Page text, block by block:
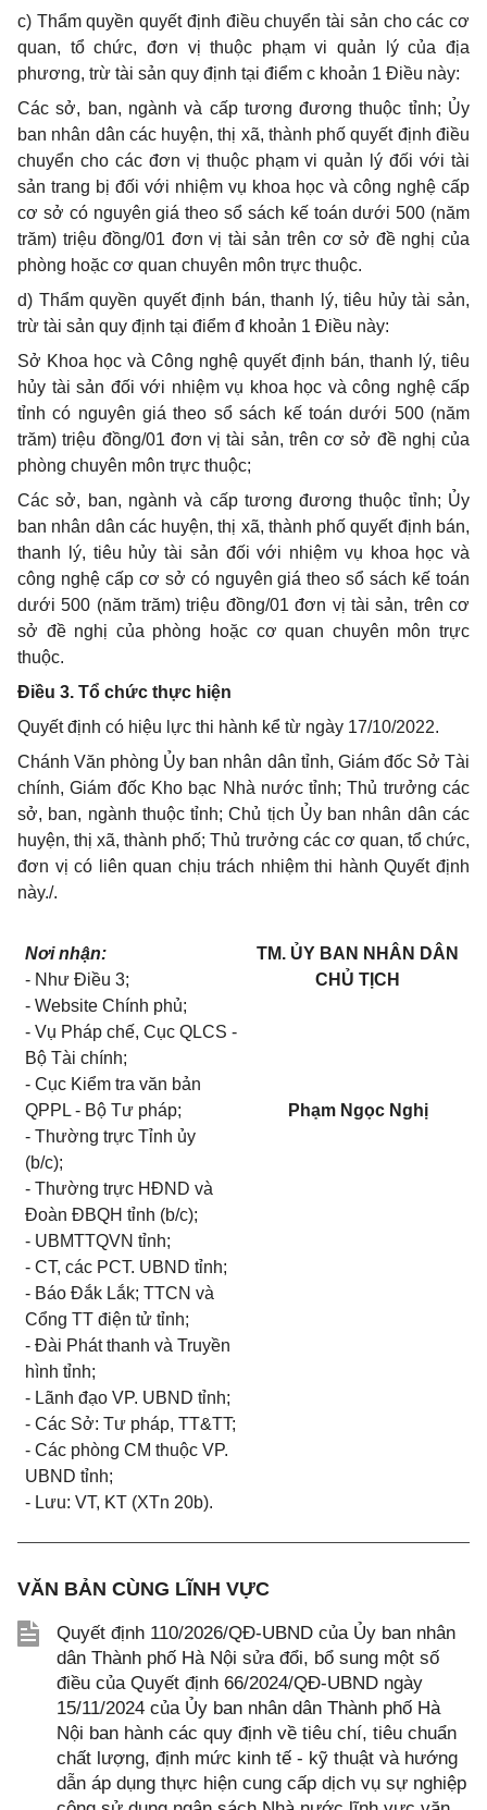
c) Thẩm quyền quyết định điều chuyển tài sản cho các cơ
quan, tổ chức, đơn vị thuộc phạm vi quản lý của địa
phương, trừ tài sản quy định tại điểm c khoản 1 Điều này:
Các sở, ban, ngành và cấp tương đương thuộc tỉnh; Ủy
ban nhân dân các huyện, thị xã, thành phố quyết định điều
chuyển cho các đơn vị thuộc phạm vi quản lý đối với tài
sản trang bị đối với nhiệm vụ khoa học và công nghệ cấp
cơ sở có nguyên giá theo sổ sách kế toán dưới 500 (năm
trăm) triệu đồng/01 đơn vị tài sản trên cơ sở đề nghị của
phòng hoặc cơ quan chuyên môn trực thuộc.
d) Thẩm quyền quyết định bán, thanh lý, tiêu hủy tài sản,
trừ tài sản quy định tại điểm đ khoản 1 Điều này:
Sở Khoa học và Công nghệ quyết định bán, thanh lý, tiêu
hủy tài sản đối với nhiệm vụ khoa học và công nghệ cấp
tỉnh có nguyên giá theo sổ sách kế toán dưới 500 (năm
trăm) triệu đồng/01 đơn vị tài sản, trên cơ sở đề nghị của
phòng chuyên môn trực thuộc;
Các sở, ban, ngành và cấp tương đương thuộc tỉnh; Ủy
ban nhân dân các huyện, thị xã, thành phố quyết định bán,
thanh lý, tiêu hủy tài sản đối với nhiệm vụ khoa học và
công nghệ cấp cơ sở có nguyên giá theo sổ sách kế toán
dưới 500 (năm trăm) triệu đồng/01 đơn vị tài sản, trên cơ
sở đề nghị của phòng hoặc cơ quan chuyên môn trực
thuộc.
Điều 3. Tổ chức thực hiện
Quyết định có hiệu lực thi hành kể từ ngày 17/10/2022.
Chánh Văn phòng Ủy ban nhân dân tỉnh, Giám đốc Sở Tài
chính, Giám đốc Kho bạc Nhà nước tỉnh; Thủ trưởng các
sở, ban, ngành thuộc tỉnh; Chủ tịch Ủy ban nhân dân các
huyện, thị xã, thành phố; Thủ trưởng các cơ quan, tổ chức,
đơn vị có liên quan chịu trách nhiệm thi hành Quyết định
này./.
Nơi nhận:
- Như Điều 3;
- Website Chính phủ;
- Vụ Pháp chế, Cục QLCS -
Bộ Tài chính;
- Cục Kiểm tra văn bản
QPPL - Bộ Tư pháp;
- Thường trực Tỉnh ủy
(b/c);
- Thường trực HĐND và
Đoàn ĐBQH tỉnh (b/c);
- UBMTTQVN tỉnh;
- CT, các PCT. UBND tỉnh;
- Báo Đắk Lắk; TTCN và
Cổng TT điện tử tỉnh;
- Đài Phát thanh và Truyền
hình tỉnh;
- Lãnh đạo VP. UBND tỉnh;
- Các Sở: Tư pháp, TT&TT;
- Các phòng CM thuộc VP.
UBND tỉnh;
- Lưu: VT, KT (XTn 20b).
TM. ỦY BAN NHÂN DÂN
CHỦ TỊCH
Phạm Ngọc Nghị
VĂN BẢN CÙNG LĨNH VỰC
Quyết định 110/2026/QĐ-UBND của Ủy ban nhân
dân Thành phố Hà Nội sửa đổi, bổ sung một số
điều của Quyết định 66/2024/QĐ-UBND ngày
15/11/2024 của Ủy ban nhân dân Thành phố Hà
Nội ban hành các quy định về tiêu chí, tiêu chuẩn
chất lượng, định mức kinh tế - kỹ thuật và hướng
dẫn áp dụng thực hiện cung cấp dịch vụ sự nghiệp